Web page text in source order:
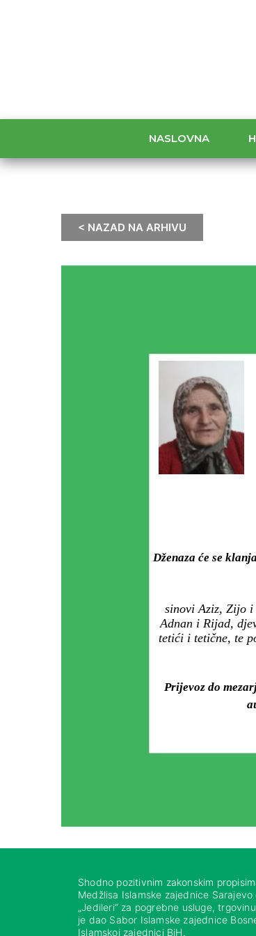
NASLOVNA
< NAZAD NA ARHIVU
Dženaza će se
sinovi Aziz, Zijo i
Adnan i Rijad,
tetići i tetične, te
Prijevoz do
Shodno pozitivnim zakonskim
Medžlisa Islamske zajednice
„Jedileri“ za pogrebne usluge,
je dao Sabor Islamske zajednice
Islamskoj zajednici BiH.